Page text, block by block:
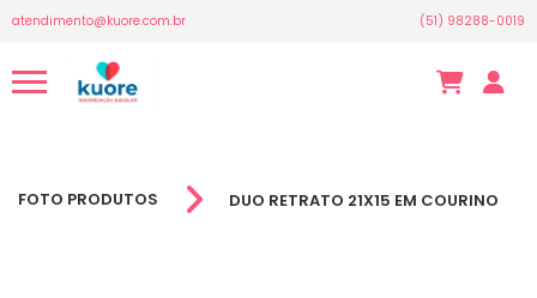
atendimento@kuore.com.br (51) 98288-0019
FOTO PRODUTOS DUO RETRATO 21X15 EM COURINO